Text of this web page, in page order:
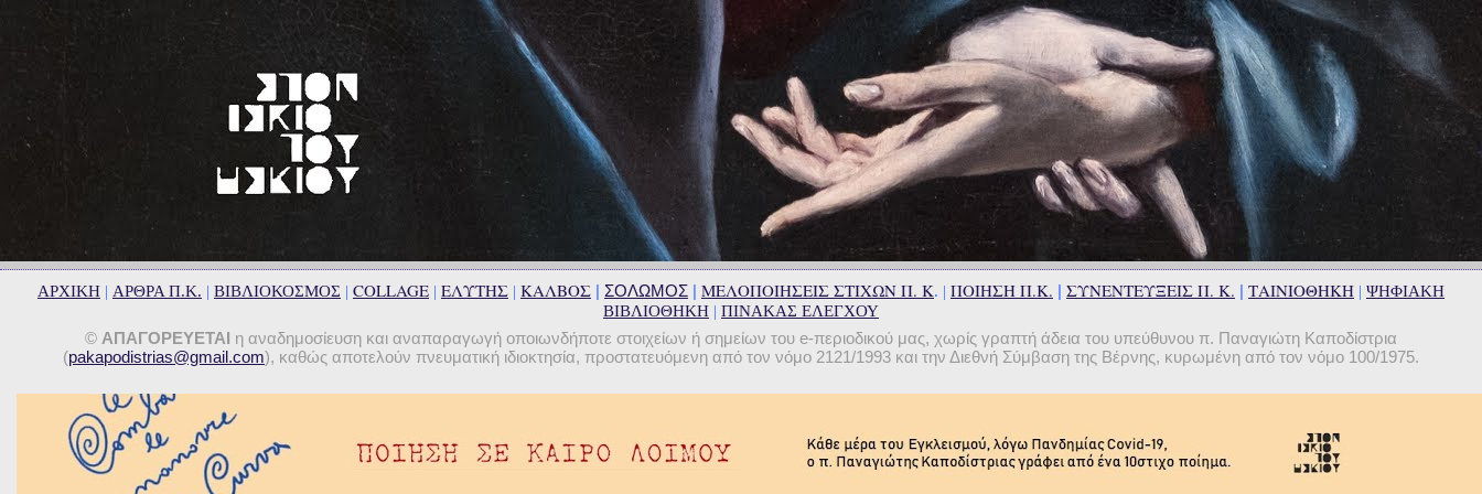
ΑΡΧΙΚΗ | ΑΡΘΡΑ Π.Κ. | ΒΙΒΛΙΟΚΟΣΜΟΣ | COLLAGE | ΕΛΥΤΗΣ | ΚΑΛΒΟΣ | ΣΟΛΩΜΟΣ | ΜΕΛΟΠΟΙΗΣΕΙΣ ΣΤΙΧΩΝ Π. Κ. | ΠΟΙΗΣΗ Π.Κ. | ΣΥΝΕΝΤΕΥΞΕΙΣ Π. Κ. | ΤΑΙΝΙΟΘΗΚΗ | ΨΗΦΙΑΚΗ
ΒΙΒΛΙΟΘΗΚΗ | ΠΙΝΑΚΑΣ ΕΛΕΓΧΟΥ
© ΑΠΑΓΟΡΕΥΕΤΑΙ η αναδημοσίευση και αναπαραγωγή οποιωνδήποτε στοιχείων ή σημείων του e-περιοδικού μας, χωρίς γραπτή άδεια του υπεύθυνου π. Παναγιώτη Καποδίστρια
(pakapodistrias@gmail.com), καθώς αποτελούν πνευματική ιδιοκτησία, προστατευόμενη από τον νόμο 2121/1993 και την Διεθνή Σύμβαση της Βέρνης, κυρωμένη από τον νόμο 100/1975.